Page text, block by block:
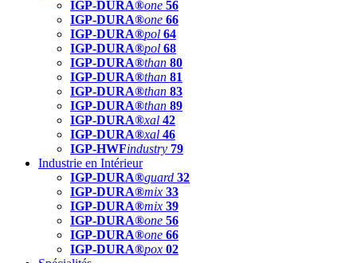
IGP-DURA®one 56
IGP-DURA®one 66
IGP-DURA®pol 64
IGP-DURA®pol 68
IGP-DURA®than 80
IGP-DURA®than 81
IGP-DURA®than 83
IGP-DURA®than 89
IGP-DURA®xal 42
IGP-DURA®xal 46
IGP-HWFindustry 79
Industrie en Intérieur
IGP-DURA®guard 32
IGP-DURA®mix 33
IGP-DURA®mix 39
IGP-DURA®one 56
IGP-DURA®one 66
IGP-DURA®pox 02